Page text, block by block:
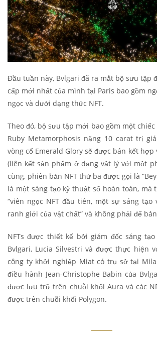
Đầu tuần này, Bvlgari đã ra mắt bộ sưu tập
cấp mới nhất của mình tại Paris bao gồm
ngọc và dưới dạng thức NFT.
Theo đó, bộ sưu tập mới bao gồm một
Ruby Metamorphosis nặng 10 carat trị
vòng cổ Emerald Glory sẽ được bán kết hợp
(liên kết sản phẩm ở dạng vật lý với một
cùng, phiên bản NFT thứ ba được gọi là
là một sáng tạo kỹ thuật số hoàn toàn, mà
“viên ngọc NFT đầu tiên, một sự sáng
ranh giới của vật chất” và không phải để
NFTs được thiết kế bởi giám đốc sáng
Bvlgari, Lucia Silvestri và được thực hiện
công ty khởi nghiệp Miat có trụ sở tại
điều hành Jean-Christophe Babin của
được lưu trữ trên chuỗi khối Aura và các
được trên chuỗi khối Polygon.